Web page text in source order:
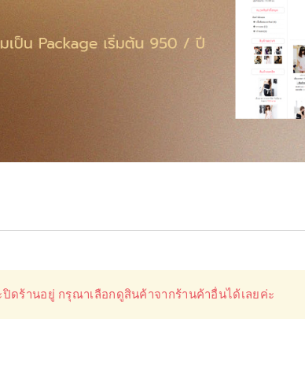
ปิดร้านอยู่ กรุณาเลือกดูสินค้าจากร้านค้าอื่นได้เลยค่ะ